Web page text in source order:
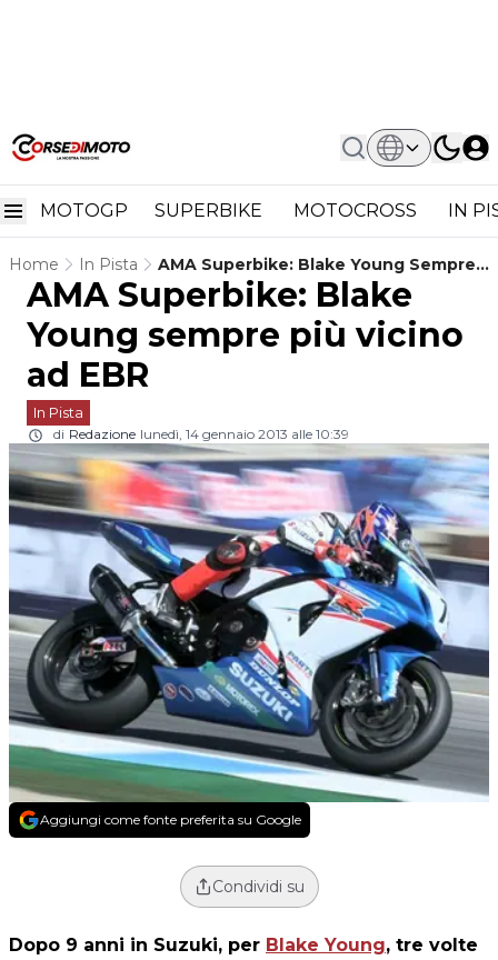
MOTOGP SUPERBIKE MOTOCROSS IN
Home In Pista
AMA Superbike: Blake Young Sempre
Più Vicino Ad EBR
AMA Superbike: Blake
Young sempre più vicino
ad EBR
In Pista
di Redazione lunedì, 14 gennaio 2013 alle 10:39
Aggiungi come fonte preferita su Google
Condividi su
Dopo 9 anni in Suzuki, per Blake Young, tre volte